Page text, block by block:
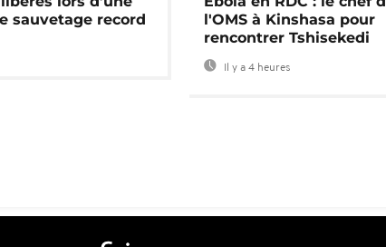
sauvetage record
l'OMS à Kinshasa pour
rencontrer Tshisekedi
Il y a 4 heures